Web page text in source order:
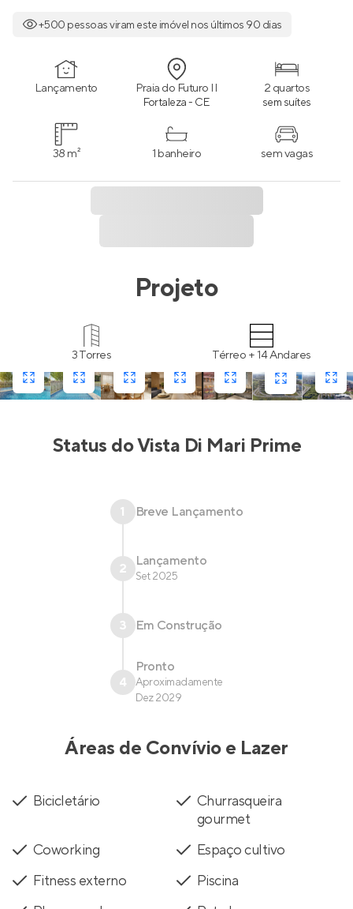
+500 pessoas viram este imóvel nos últimos 90 dias
Lançamento Praia do Futuro II
Fortaleza - CE
2 quartos
sem suítes
38 m² 1 banheiro sem vagas
Projeto
3 Torres Térreo + 14 Andares
Status doVista Di Mari Prime
1 Breve Lançamento
2 Lançamento
Set 2025
3 Em Construção
4
Pronto
Aproximadamente
Dez 2029
Áreas de Convívio e Lazer
Bicicletário
Churrasqueira
gourmet
Coworking
Espaço cultivo
Fitness externo
Piscina